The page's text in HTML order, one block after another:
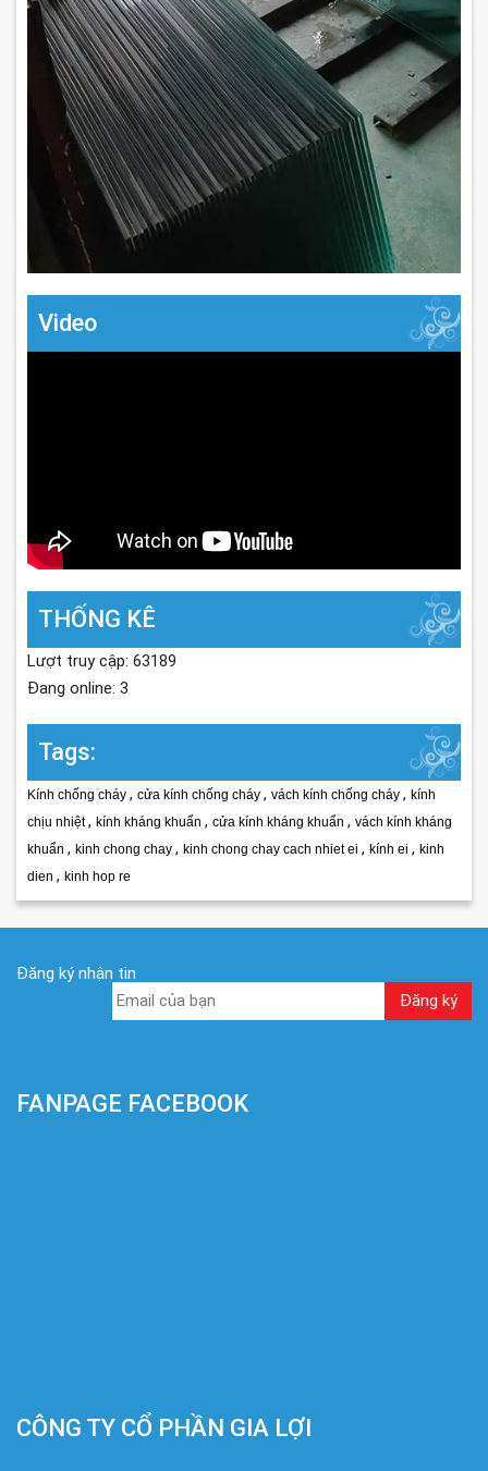
Video
THỐNG KÊ
Lượt truy cập: 63189
Đang online: 3
Tags:
Kính chống cháy , cửa kính chống cháy , vách kính chống cháy , kính
chịu nhiệt, kính kháng khuẩn , cửa kính kháng khuẩn , vách kính kháng
khuẩn , kinh chong chay , kinh chong chay cach nhiet ei , kính ei , kinh
dien , kinh hop re
Đăng ký nhận tin
FANPAGE FACEBOOK
CÔNG TY CỔ PHẦN GIA LỢI